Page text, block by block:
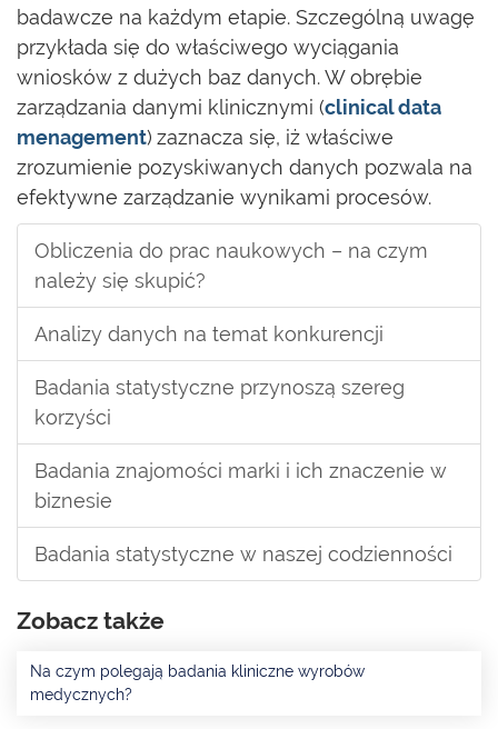
badawcze na każdym etapie. Szczególną uwagę
przykłada się do właściwego wyciągania
wniosków z dużych baz danych. W obrębie
zarządzania danymi klinicznymi (clinical data
menagement) zaznacza się, iż właściwe
zrozumienie pozyskiwanych danych pozwala na
efektywne zarządzanie wynikami procesów.
Obliczenia do prac naukowych – na czym
należy się skupić?
Analizy danych na temat konkurencji
Badania statystyczne przynoszą szereg
korzyści
Badania znajomości marki i ich znaczenie w
biznesie
Badania statystyczne w naszej codzienności
Zobacz także
Na czym polegają badania kliniczne wyrobów
medycznych?